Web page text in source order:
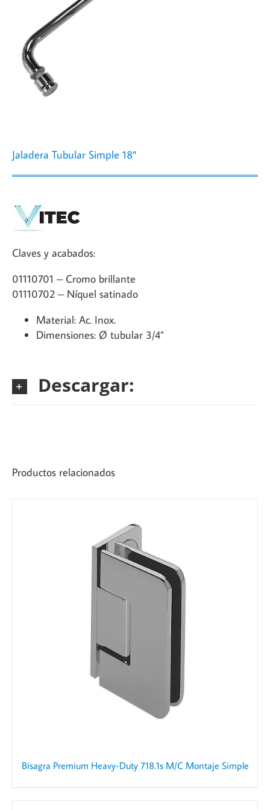
Jaladera Tubular Simple 18″
Claves y acabados:
01110701 – Cromo brillante
01110702 – Níquel satinado
Material: Ac. Inox.
Dimensiones: Ø tubular 3/4”
Descargar:
Productos relacionados
Bisagra Premium Heavy-Duty 718.1s M/C Montaje Simple